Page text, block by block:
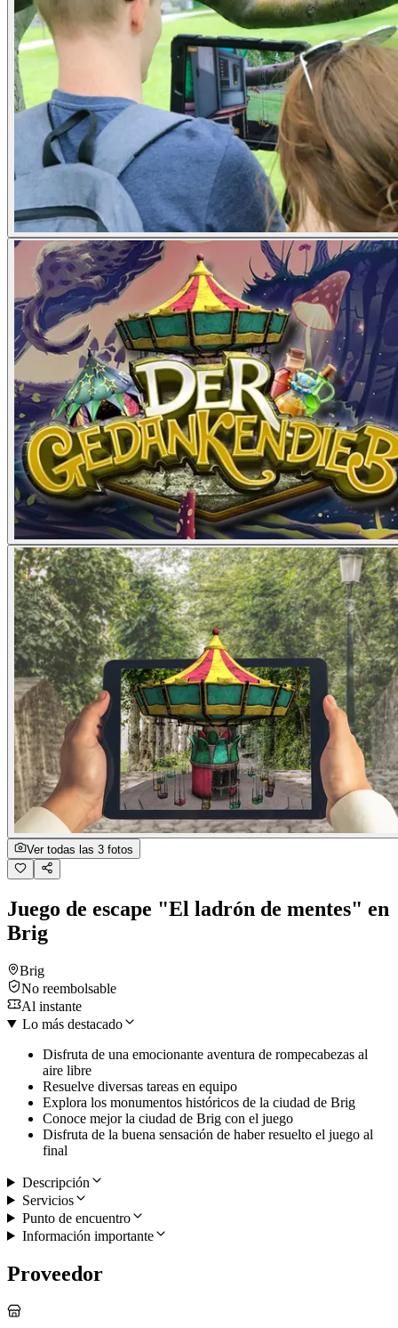
Ver todas las 3 fotos
Juego de escape "El ladrón de mentes" en
Brig
Brig
No reembolsable
Al instante
Lo más destacado
Disfruta de una emocionante aventura de rompecabezas al
aire libre
Resuelve diversas tareas en equipo
Explora los monumentos históricos de la ciudad de Brig
Conoce mejor la ciudad de Brig con el juego
Disfruta de la buena sensación de haber resuelto el juego al
final
Descripción
Servicios
Punto de encuentro
Información importante
Proveedor